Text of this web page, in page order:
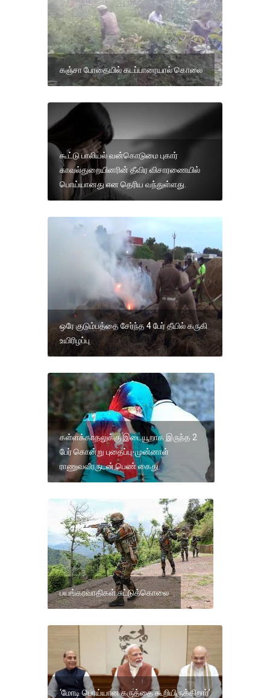
கஞ்சா போதையில் கடப்பாரையால் கொலை
கூட்டு பாலியல் வன்கொடுமை புகார்
காவல்துறையினரின் தீவிர விசாரணையில்
பொய்யானது என தெரிய வந்துள்ளது.
ஒரே குடும்பத்தை சேர்ந்த 4 பேர் தீயில் கருகி
உயிரிழப்பு
கள்ளக்காதலுக்கு இடையூறாக இருந்த 2
பேர் கொன்று புதைப்பு-முன்னாள்
ராணுவவீரருடன் பெண் கைது
பயங்கரவாதிகள் சுட்டுக்கொலை
‘மோடி பொய்யான கருத்தை கூறியிருக்கிறார்’